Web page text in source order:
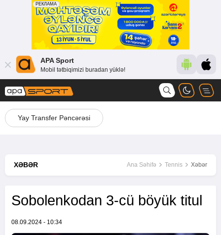
APA Sport
Mobil tətbiqimizi buradan yüklə!
Yay Transfer Pəncərəsi
XƏBƏR Ana Səhifə Tennis Xəbər
Sobolenkodan 3-cü böyük titul
08.09.2024 - 10:34